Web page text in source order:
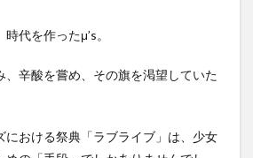
代を作ったμ’s。
、辛酸を嘗め、その旗を渇望していた
における祭典「ラブライブ」は、少女